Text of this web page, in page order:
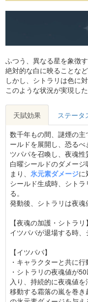
ふつう、異なる星を象徴
絶対的な白に映ることな
しかし、シトラリは色に
このような状況が実現した
天賦効果
ステータ
数千年もの間、謎煙の
ールドを展開し、恐る
ツパパを召喚し、夜魂性
白曜シールドのダメー
まり、 氷元素ダメージに
シールド生成時、シト
る。
発動後、シトラリは夜魂
【夜魂の加護・シトラリ】
イツパパが退場する時、
【イツパパ】
・キャラクターと共に行
・シトラリの夜魂値が
入り、持続的に夜魂値
移動する霜落の嵐を巻